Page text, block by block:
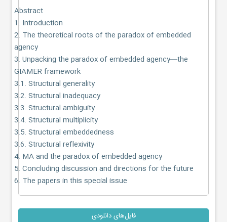
Abstract
1. Introduction
2. The theoretical roots of the paradox of embedded
agency
3. Unpacking the paradox of embedded agency—the
GIAMER framework
3.1. Structural generality
3.2. Structural inadequacy
3.3. Structural ambiguity
3.4. Structural multiplicity
3.5. Structural embeddedness
3.6. Structural reflexivity
4. MA and the paradox of embedded agency
5. Concluding discussion and directions for the future
6. The papers in this special issue
فایل‌های دانلودی